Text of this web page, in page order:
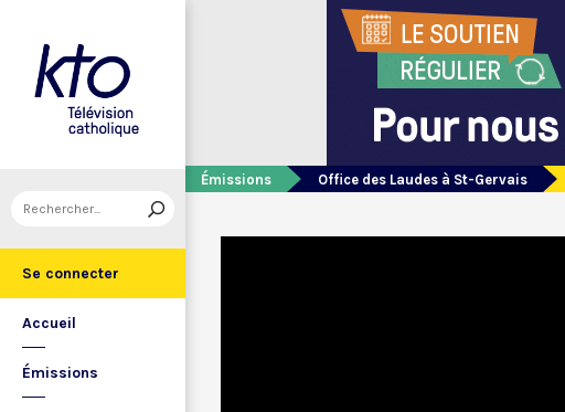
Se connecter
Accueil
Émissions
Émissions Office des Laudes à St-Gervais